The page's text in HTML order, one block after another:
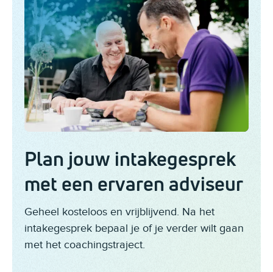
Plan jouw intakegesprek
met een ervaren adviseur
Geheel kosteloos en vrijblijvend. Na het
intakegesprek bepaal je of je verder wilt gaan
met het coachingstraject.